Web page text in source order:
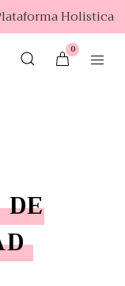
Holistica
0